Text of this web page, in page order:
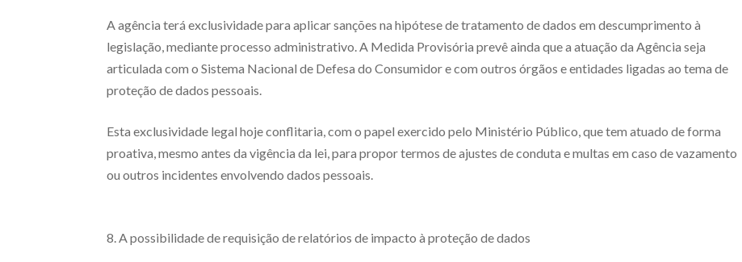
A agência terá exclusividade para aplicar sanções na hipótese de tratamento de dados em descumprimento à
legislação, mediante processo administrativo. A Medida Provisória prevê ainda que a atuação da Agência seja
articulada com o Sistema Nacional de Defesa do Consumidor e com outros órgãos e entidades ligadas ao tema de
proteção de dados pessoais.
Esta exclusividade legal hoje conflitaria, com o papel exercido pelo Ministério Público, que tem atuado de forma
proativa, mesmo antes da vigência da lei, para propor termos de ajustes de conduta e multas em caso de vazamento
ou outros incidentes envolvendo dados pessoais.
8. A possibilidade de requisição de relatórios de impacto à proteção de dados